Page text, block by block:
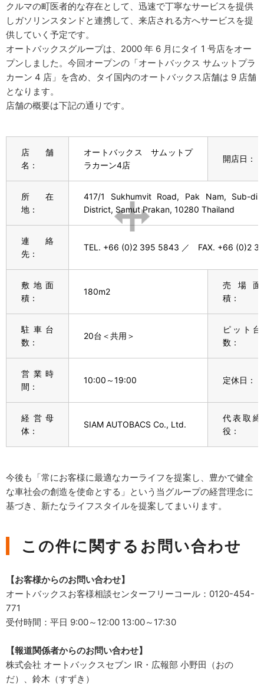
クルマの町医者的な存在として、迅速で丁寧なサービスを提供
しガソリンスタンドと連携して、来店される方へサービスを提
供していく予定です。
オートバックスグループは、2000 年 6 月にタイ 1 号店をオー
プンしました。今回オープンの「オートバックス サムットプラ
カーン 4 店」を含め、タイ国内のオートバックス店舗は 9 店舗
となります。
店舗の概要は下記の通りです。
店舗
名：
オートバックス サムットプ
ラカーン4店
開店日：
所在
地：
417/1 Sukhumvit Road, Pak Nam, Sub-
District, Samut Prakan, 10280 Thailand
連絡
先：
TEL. +66 (0)2 395 5843 ／ FAX. +66 (0)2
敷地面
積：
180m2
売場面
積：
駐車台
数：
20台＜共用＞
ピット台
数：
営業時
間：
10:00～19:00 定休日：
経営母
体：
SIAM AUTOBACS Co., Ltd.
代表取締
役：
今後も「常にお客様に最適なカーライフを提案し、豊かで健全
な車社会の創造を使命とする」という当グループの経営理念に
基づき、新たなライフスタイルを提案してまいります。
この件に関するお問い合わせ
【お客様からのお問い合わせ】
オートバックスお客様相談センターフリーコール：0120-454-
771
受付時間：平日 9:00～12:00 13:00～17:30
【報道関係者からのお問い合わせ】
株式会社 オートバックスセブン IR・広報部 小野田（おの
だ）、鈴木（すずき）